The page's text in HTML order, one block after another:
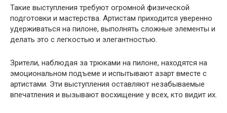
Такие выступления требуют огромной физической
подготовки и мастерства. Артистам приходится уверенно
удерживаться на пилоне, выполнять сложные элементы и
делать это с легкостью и элегантностью.
Зрители, наблюдая за трюками на пилоне, находятся на
эмоциональном подъеме и испытывают азарт вместе с
артистами. Эти выступления оставляют незабываемые
впечатления и вызывают восхищение у всех, кто видит их.